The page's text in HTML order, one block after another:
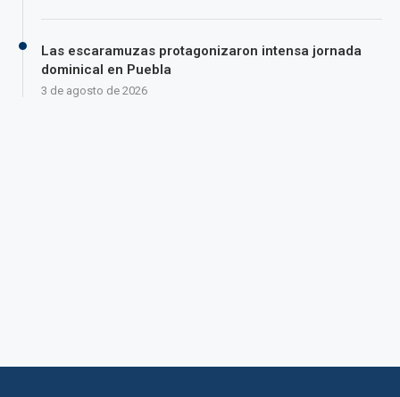
Las escaramuzas protagonizaron intensa jornada
dominical en Puebla
3 de agosto de 2026